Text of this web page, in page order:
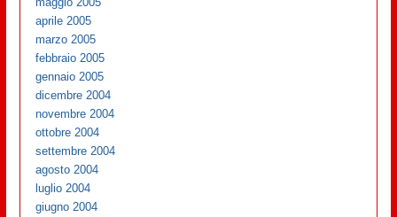
aprile 2005
marzo 2005
febbraio 2005
gennaio 2005
dicembre 2004
novembre 2004
ottobre 2004
settembre 2004
agosto 2004
luglio 2004
giugno 2004